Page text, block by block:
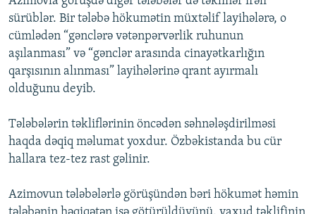
sürüblər. Bir tələbə hökumətin müxtəlif layihələrə, o
cümlədən “gənclərə vətənpərvərlik ruhunun
aşılanması” və “gənclər arasında cinayətkarlığın
qarşısının alınması” layihələrinə qrant ayırmalı
olduğunu deyib.
Tələbələrin təkliflərinin öncədən səhnələşdirilməsi
haqda dəqiq məlumat yoxdur. Özbəkistanda bu cür
hallara tez-tez rast gəlinir.
Azimovun tələbələrlə görüşündən bəri hökumət həmin